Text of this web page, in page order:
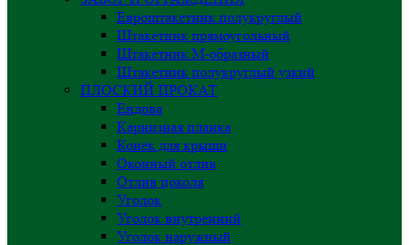
Евроштакетник полукруглый
Штакетник прямоугольный
Штакетник М-образный
Штакетник полукруглый узкий
ПЛОСКИЙ ПРОКАТ
Ендова
Карнизная планка
Конёк для крыши
Оконный отлив
Отлив цоколя
Уголок
Уголок внутренний
Уголок наружный